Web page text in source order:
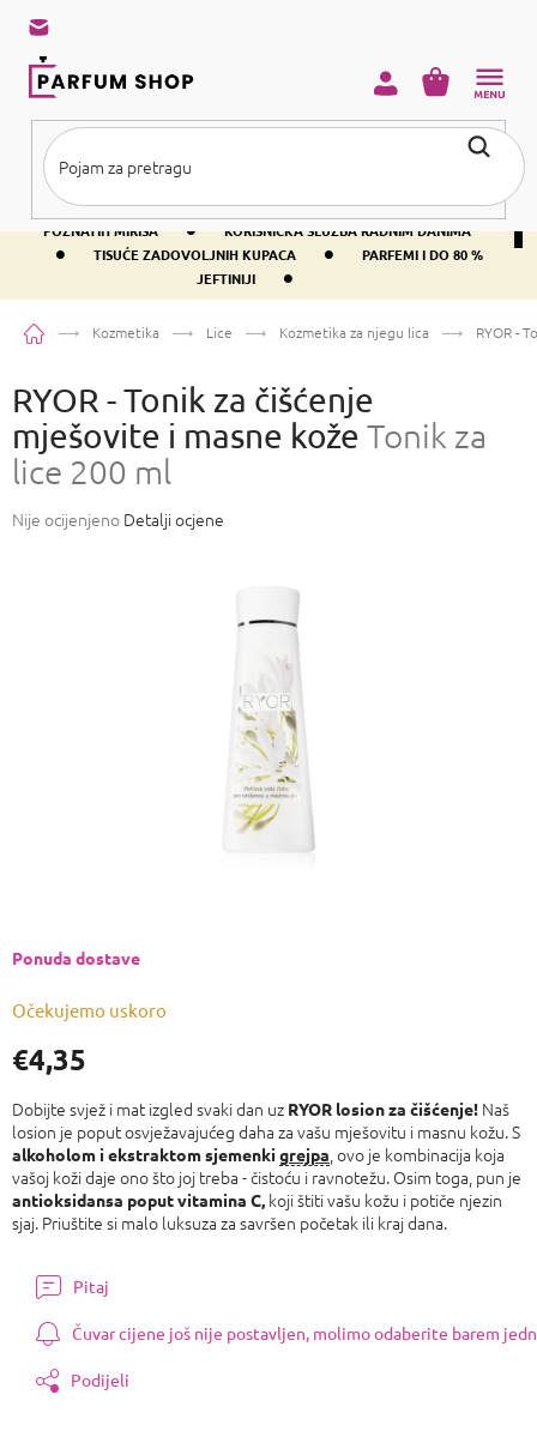
sadržaj
BESPLATNA DOSTAVA IZNAD PRIBLIŽNO 37 € •
400+ SVJETSKI
POZNATIH MIRISA
• KORISNIČKA SLUŽBA RADNIM DANIMA
• TISUĆE ZADOVOLJNIH KUPACA •
PARFEMI I DO 80 %
JEFTINIJI
•
KOŠARICA
PočetnaKozmetika Lice Kozmetika za njegu lica RYOR -
RYOR - Tonik za čišćenje
mješovite i masne kože Tonik za
lice 200 ml
Prosječna
Nije ocijenjeno Detalji ocjene
€4,35
Izmjeri
cijenu:
Očekujemo uskoro
Ponuda dostave
Dobijte svjež i mat izgled svaki dan uz RYOR losion za čišćenje! Naš
losion je poput osvježavajućeg daha za vašu mješovitu i masnu kožu. S
alkoholom i ekstraktomsjemenki grejpa , ovo je kombinacija koja
vašoj koži daje ono što joj treba - čistoću i ravnotežu. Osim toga, pun je
antioksidansa poput vitamina C, koji štiti vašu kožu i potiče njezin
sjaj. Priuštite si malo luksuza za savršen početak ili kraj dana.
Pitaj
Čuvar cijene još nije postavljen, molimo odaberite barem
Podijeli